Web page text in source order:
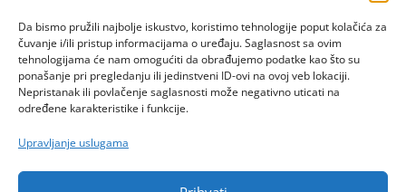
Da bismo pružili najbolje iskustvo, koristimo tehnologije poput kolačića za
čuvanje i/ili pristup informacijama o uređaju. Saglasnost sa ovim
tehnologijama će nam omogućiti da obrađujemo podatke kao što su
ponašanje pri pregledanju ili jedinstveni ID-ovi na ovoj veb lokaciji.
Nepristanak ili povlačenje saglasnosti može negativno uticati na
određene karakteristike i funkcije.
Upravljanje uslugama